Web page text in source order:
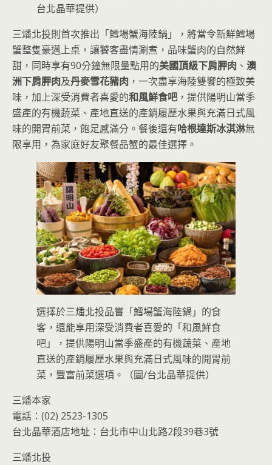
台北晶華提供）
三燔北投則首次推出「鱈場蟹海陸鍋」，將當令新鮮鱈場
蟹整隻豪邁上桌，讓饕客盡情涮煮，品味蟹肉的自然鮮
甜，同時享有90分鐘無限量點用的美國頂級下肩胛肉 、 澳
洲下肩胛肉及丹麥雪花豬肉 ，一次盡享海陸雙饗的極致美
味，加上深受消費者喜愛的和風鮮食吧 ，提供陽明山當季
盛產的有機蔬菜、產地直送的產銷履歷水果與充滿日式風
味的開胃前菜，飽足感滿分。餐後還有哈根達斯冰淇淋無
限享用，為家庭好友聚餐品蟹的最佳選擇。
選擇於三燔北投品嘗「鱈場蟹海陸鍋」的食
客，還能享用深受消費者喜愛的「和風鮮食
吧」，提供陽明山當季盛產的有機蔬菜、產地
直送的產銷履歷水果與充滿日式風味的開胃前
菜，豐富前菜選項。（圖/台北晶華提供）
三燔本家
電話：(02) 2523-1305
台北晶華酒店地址：台北市中山北路2段39巷3號
三燔北投